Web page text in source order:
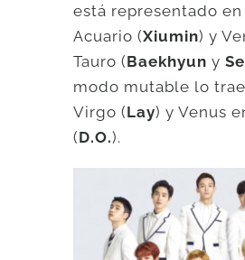
está representado en
Acuario (Xiumin) y
Tauro (Baekhyun y
modo mutable lo
Virgo (Lay) y Venus
(D.O.).